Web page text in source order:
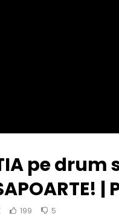
pe drum
199 5